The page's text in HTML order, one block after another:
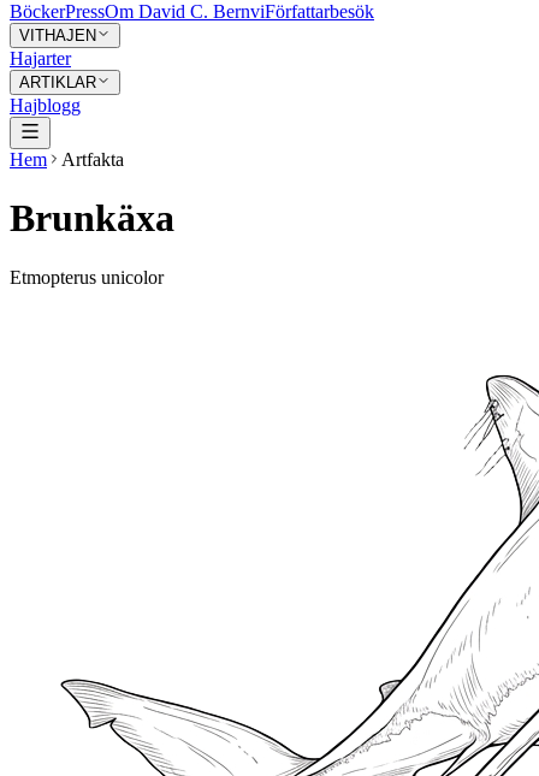
BöckerPressOm David C. BernviFörfattarbesök
VITHAJEN
Hajarter
ARTIKLAR
Hajblogg
Hem Artfakta
Brunkäxa
Etmopterus unicolor